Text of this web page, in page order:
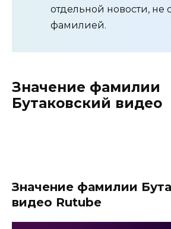
отдельной новости, не
фамилией.
Значение фамилии
Бутаковский видео
Значение фамилии
видео Rutube